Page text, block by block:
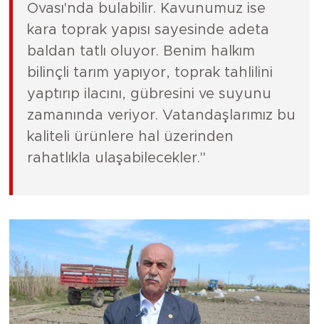
Ovası'nda bulabilir. Kavunumuz ise
kara toprak yapısı sayesinde adeta
baldan tatlı oluyor. Benim halkım
bilinçli tarım yapıyor, toprak tahlilini
yaptırıp ilacını, gübresini ve suyunu
zamanında veriyor. Vatandaşlarımız bu
kaliteli ürünlere hal üzerinden
rahatlıkla ulaşabilecekler."